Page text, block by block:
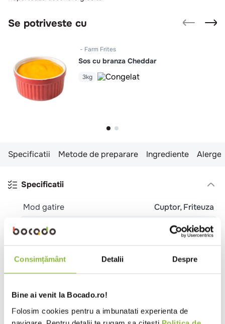
Consimțământ Detalii Despre
Bine ai venit la Bocado.ro!
Folosim cookies pentru a imbunatati experienta de
Se potriveste cu
Farm Frites
Sos cu branza Cheddar
3kg
Specificatii Metode de preparare Ingrediente
Specificatii
Mod gatire Cuptor Friteuza
Tip carne
Pui
Congelat
Tip produs
Snitel
Certificare
Tara de origine
Tip
local
Bistro Burgerie Catering Pub
Sendviserie Trattoria